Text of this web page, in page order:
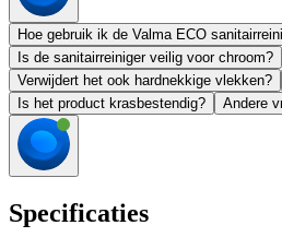
Hoe gebruik ik de Valma ECO
Is de sanitairreiniger veilig voor chroom?
Verwijdert het ook hardnekkige vlekken?
Is het product krasbestendig?
Andere
Specificaties